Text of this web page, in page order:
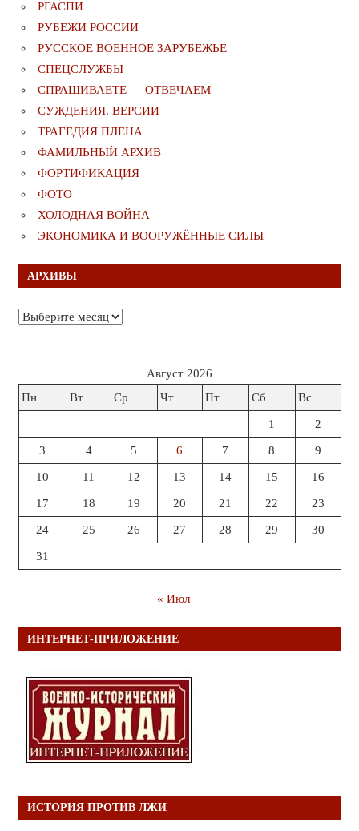
РГАСПИ
РУБЕЖИ РОССИИ
РУССКОЕ ВОЕННОЕ ЗАРУБЕЖЬЕ
СПЕЦСЛУЖБЫ
СПРАШИВАЕТЕ — ОТВЕЧАЕМ
СУЖДЕНИЯ. ВЕРСИИ
ТРАГЕДИЯ ПЛЕНА
ФАМИЛЬНЫЙ АРХИВ
ФОРТИФИКАЦИЯ
ФОТО
ХОЛОДНАЯ ВОЙНА
ЭКОНОМИКА И ВООРУЖЁННЫЕ СИЛЫ
АРХИВЫ
Архивы
Август 2026
Пн
Вт Ср Чт Пт Сб Вс
1 2
3 4 5 6 7 8 9
10 11 12 13 14 15 16
17 18 19 20 21 22 23
24 25 26 27 28 29 30
31
« Июл
ИНТЕРНЕТ-ПРИЛОЖЕНИЕ
ИСТОРИЯ ПРОТИВ ЛЖИ